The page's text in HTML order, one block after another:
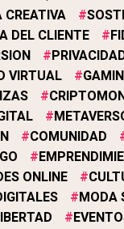
EDUCACIÓN
CREATIVA
DEL CLIENTE
VIRTUAL
COMUNIDAD
ONLINE
MODA